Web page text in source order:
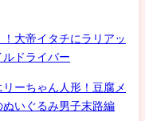
大帝イタチにラリアッ
ルドライバー
ーちゃん人形！豆腐メ
いぐるみ男子末路編